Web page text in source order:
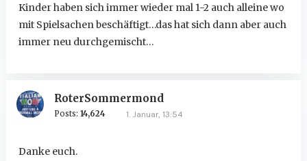
Kinder haben sich immer wieder mal 1-2 auch alleine wo
mit Spielsachen beschäftigt…das hat sich dann aber auch
immer neu durchgemischt…
RoterSommermond
Posts: 14,624 1. Januar, 13:54
Danke euch.